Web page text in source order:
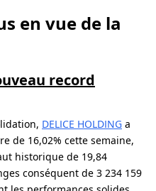
en vue de la
record
DELICE HOLDING a
de 16,02% cette semaine,
historique de 19,84
conséquent de 3 234 159